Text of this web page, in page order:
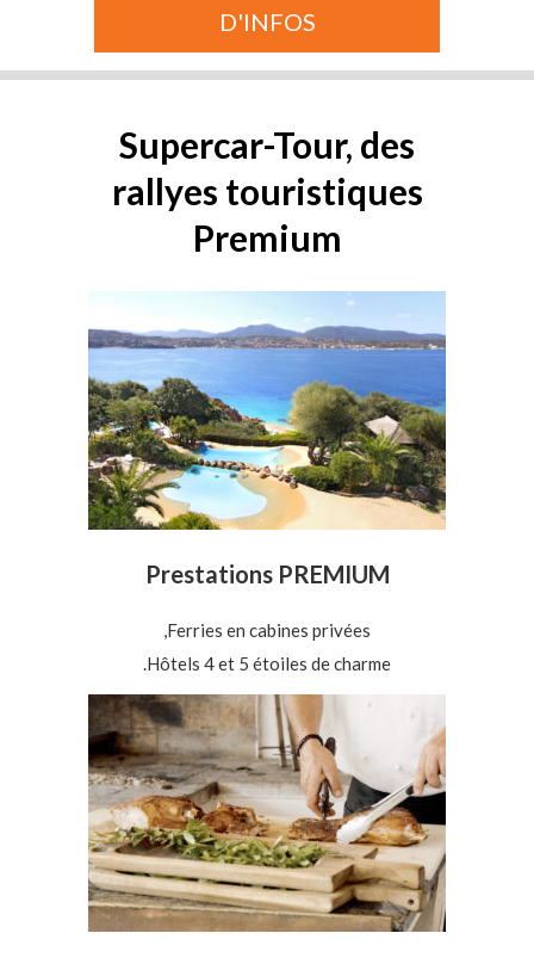
D'INFOS
Supercar-Tour, des
rallyes touristiques
Premium
Prestations PREMIUM
Ferries en cabines privées,
Hôtels 4 et 5 étoiles de charme.